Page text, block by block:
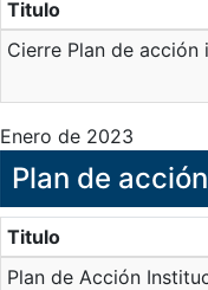
Titulo
Cierre Plan de
Enero de 2023
Plan de
Titulo
Plan de Acción